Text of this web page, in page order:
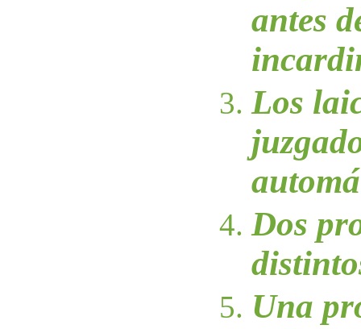
antes
Los
Dos
Una